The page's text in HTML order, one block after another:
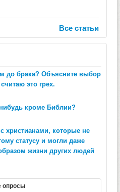
Все статьи
до брака? Объясните выбор
это грех.
кроме Библии?
христианами, которые не
статусу и могли даже
жизни других людей
опросы